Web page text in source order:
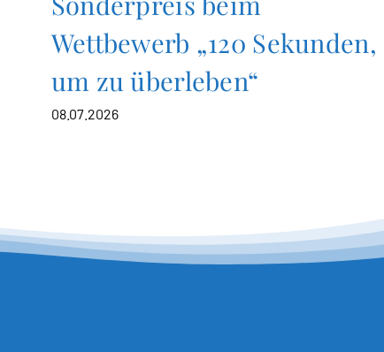
Wettbewerb „120 Sekunden,
um zu überleben“
08.07.2026